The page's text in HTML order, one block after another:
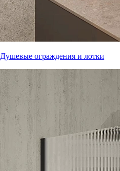
Душевые ограждения и лотки